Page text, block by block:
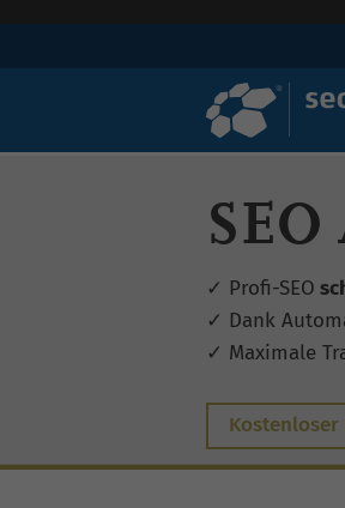
✓ Profi-SEO
✓ Dank
✓ Maximale